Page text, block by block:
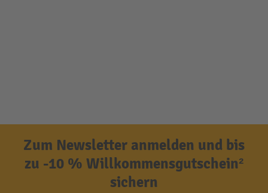
Zum Newsletter anmelden und bis
zu -10 % Willkommensgutschein²
sichern